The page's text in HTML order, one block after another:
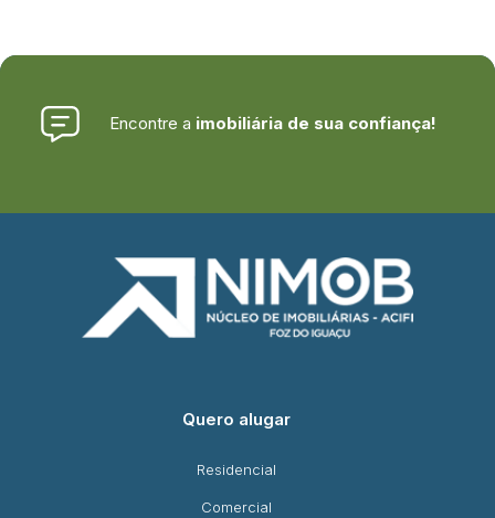
Encontre a imobiliária de sua confiança!
Quero alugar
Residencial
Comercial